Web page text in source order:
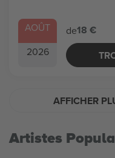
AOÛT
2026
de18 €
AFFICHER
Artistes